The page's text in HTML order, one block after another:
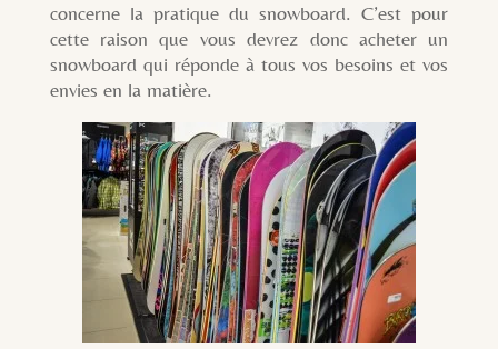
concerne la pratique du snowboard. C’est pour
cette raison que vous devrez donc acheter un
snowboard qui réponde à tous vos besoins et vos
envies en la matière.